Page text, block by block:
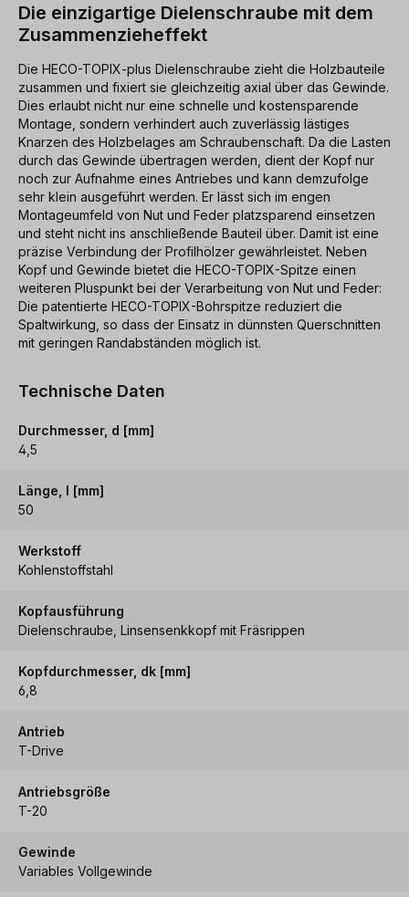
Die einzigartige Dielenschraube mit dem
Zusammenzieheffekt
Die HECO-TOPIX-plus Dielenschraube zieht die Holzbauteile
zusammen und fixiert sie gleichzeitig axial über das Gewinde.
Dies erlaubt nicht nur eine schnelle und kostensparende
Montage, sondern verhindert auch zuverlässig lästiges
Knarzen des Holzbelages am Schraubenschaft. Da die Lasten
durch das Gewinde übertragen werden, dient der Kopf nur
noch zur Aufnahme eines Antriebes und kann demzufolge
sehr klein ausgeführt werden. Er lässt sich im engen
Montageumfeld von Nut und Feder platzsparend einsetzen
und steht nicht ins anschließende Bauteil über. Damit ist eine
präzise Verbindung der Profilhölzer gewährleistet. Neben
Kopf und Gewinde bietet die HECO-TOPIX-Spitze einen
weiteren Pluspunkt bei der Verarbeitung von Nut und Feder:
Die patentierte HECO-TOPIX-Bohrspitze reduziert die
Spaltwirkung, so dass der Einsatz in dünnsten Querschnitten
mit geringen Randabständen möglich ist.
Technische Daten
Durchmesser, d [mm]
4,5
Länge, l [mm]
50
Werkstoff
Kohlenstoffstahl
Kopfausführung
Dielenschraube, Linsensenkkopf mit Fräsrippen
Kopfdurchmesser, dk [mm]
6,8
Antrieb
T-Drive
Antriebsgröße
T-20
Gewinde
Variables Vollgewinde